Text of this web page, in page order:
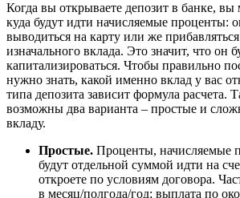
Когда вы открываете депозит в банке, вы
куда будут идти начисляемые проценты:
выводиться на карту или же
изначального вклада. Это значит, что он
капитализироваться. Чтобы правильно
нужно знать, какой именно вклад у вас
типа депозита зависит формула расчета.
возможны два варианта – простые и
вкладу.
Простые. Проценты, начисляемые
будут отдельной суммой идти на
откроете по условиям договора.
в месяц/полгода/год; выплата по